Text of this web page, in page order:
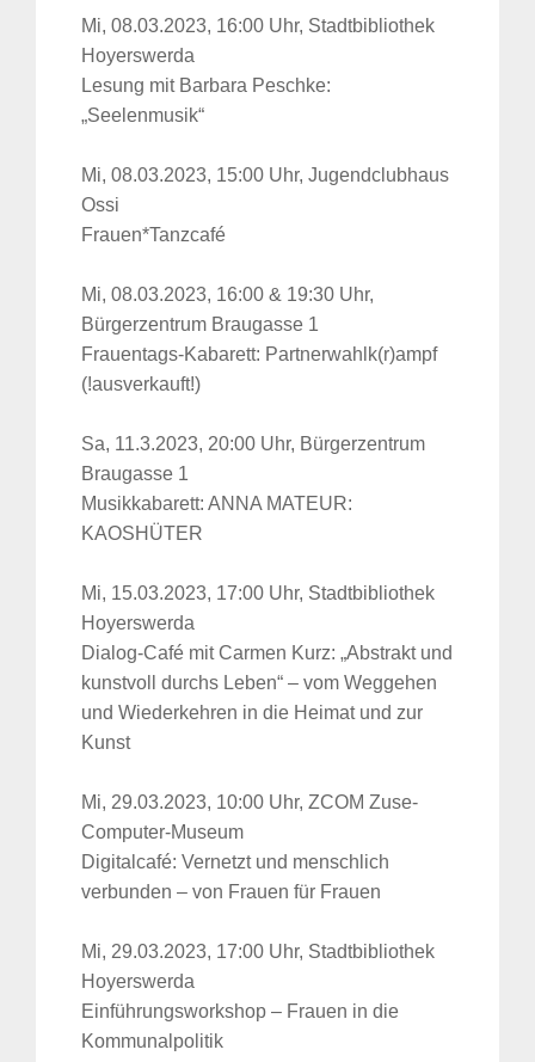
Mi, 08.03.2023, 16:00 Uhr, Stadtbibliothek
Hoyerswerda
Lesung mit Barbara Peschke:
„Seelenmusik“
Mi, 08.03.2023, 15:00 Uhr, Jugendclubhaus
Ossi
Frauen*Tanzcafé
Mi, 08.03.2023, 16:00 & 19:30 Uhr,
Bürgerzentrum Braugasse 1
Frauentags-Kabarett: Partnerwahlk(r)ampf
(!ausverkauft!)
Sa, 11.3.2023, 20:00 Uhr, Bürgerzentrum
Braugasse 1
Musikkabarett: ANNA MATEUR:
KAOSHÜTER
Mi, 15.03.2023, 17:00 Uhr, Stadtbibliothek
Hoyerswerda
Dialog-Café mit Carmen Kurz: „Abstrakt und
kunstvoll durchs Leben“ – vom Weggehen
und Wiederkehren in die Heimat und zur
Kunst
Mi, 29.03.2023, 10:00 Uhr, ZCOM Zuse-
Computer-Museum
Digitalcafé: Vernetzt und menschlich
verbunden – von Frauen für Frauen
Mi, 29.03.2023, 17:00 Uhr, Stadtbibliothek
Hoyerswerda
Einführungsworkshop – Frauen in die
Kommunalpolitik